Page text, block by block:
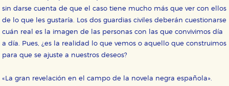
sin darse cuenta de que el caso tiene mucho más que ver con ellos
de lo que les gustaría. Los dos guardias civiles deberán cuestionarse
cuán real es la imagen de las personas con las que convivimos día
a día. Pues, ¿es la realidad lo que vemos o aquello que construimos
para que se ajuste a nuestros deseos?
«La gran revelación en el campo de la novela negra española».